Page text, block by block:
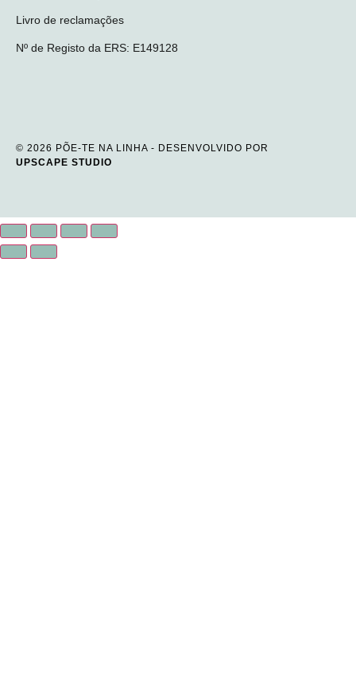
Livro de reclamações
Nº de Registo da ERS: E149128
© 2026 PÕE-TE NA LINHA - DESENVOLVIDO POR
UPSCAPE STUDIO